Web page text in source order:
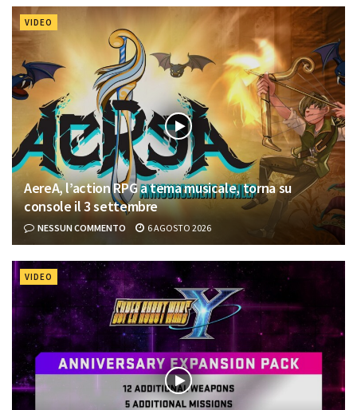
VIDEO
AereA, l’action RPG a tema musicale, torna su
console il 3 settembre
NESSUN COMMENTO 6 AGOSTO 2026
VIDEO